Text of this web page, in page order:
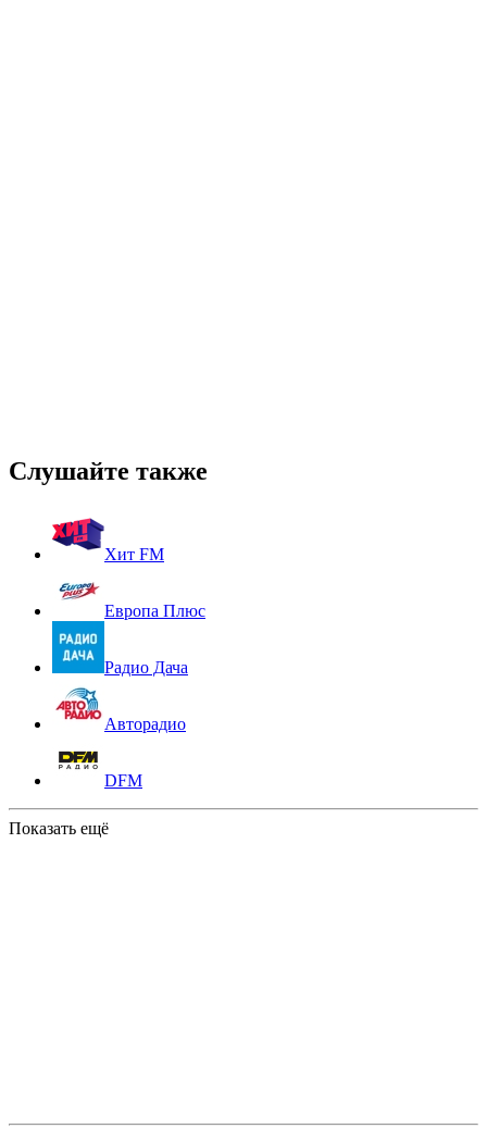
Слушайте также
Хит FM
Европа Плюс
Радио Дача
Авторадио
DFM
Показать ещё